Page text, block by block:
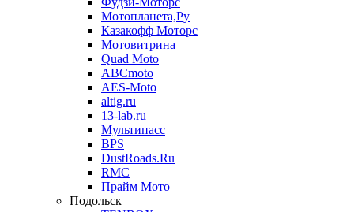
Мотопланета,Ру
Казакофф Моторс
Мотовитрина
Quad Moto
ABCmoto
AES-Moto
altig.ru
13-lab.ru
Мультипасс
BPS
DustRoads.Ru
RMC
Прайм Мото
Подольск